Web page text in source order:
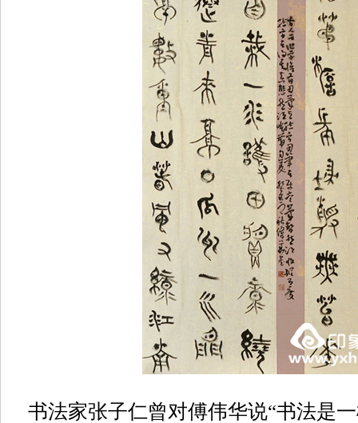
书法家张子仁曾对傅伟华说“书法是